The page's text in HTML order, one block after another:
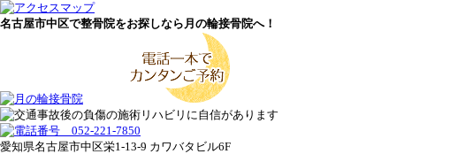
名古屋市中区で整骨院をお探しなら月の輪接骨院へ！
愛知県名古屋市中区栄1-13-9 カワバタビル6F